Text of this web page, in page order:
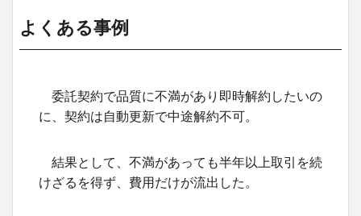
よくある事例
委託契約で品質に不満があり即時解約したいの
に、契約は自動更新で中途解約不可。
結果として、不満があっても半年以上取引を続
けざるを得ず、費用だけが流出した。